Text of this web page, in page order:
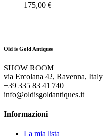
175,00 €
Old is Gold Antiques
SHOW ROOM
via Ercolana 42, Ravenna, Italy
+39 335 83 41 740
info@oldisgoldantiques.it
Informazioni
La mia lista